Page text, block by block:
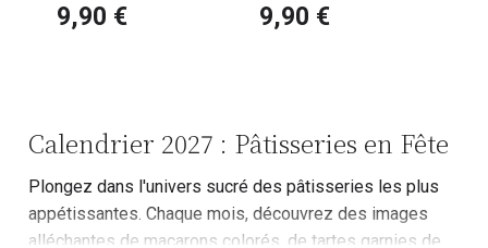
humoristique
9,90 €
humoristique Vin et
9,90 €
Calendrier 2027 : Pâtisseries en Fête
Plongez dans l'univers sucré des pâtisseries les plus
appétissantes. Chaque mois, découvrez des images
alléchantes de macarons colorés, de tartes garnies de